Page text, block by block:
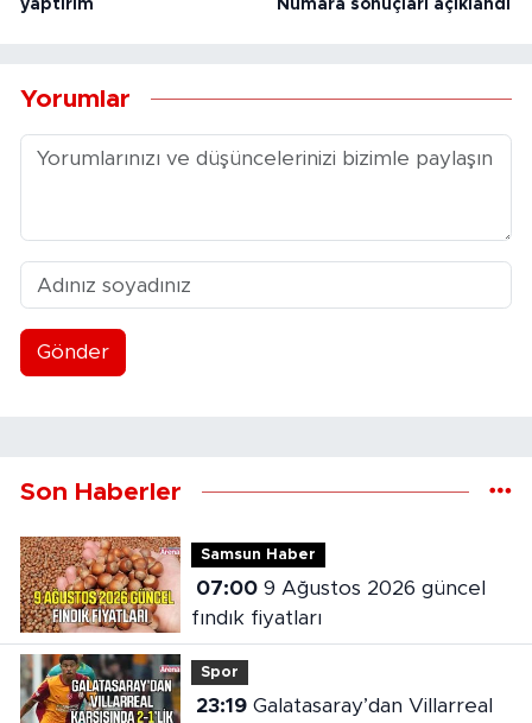
yaptırım Numara sonuçları açıklandı
Yorumlar
Gönder
Son Haberler
Samsun Haber
07:009 Ağustos 2026 güncel
fındık fiyatları
Spor
23:19Galatasaray’dan Villarreal